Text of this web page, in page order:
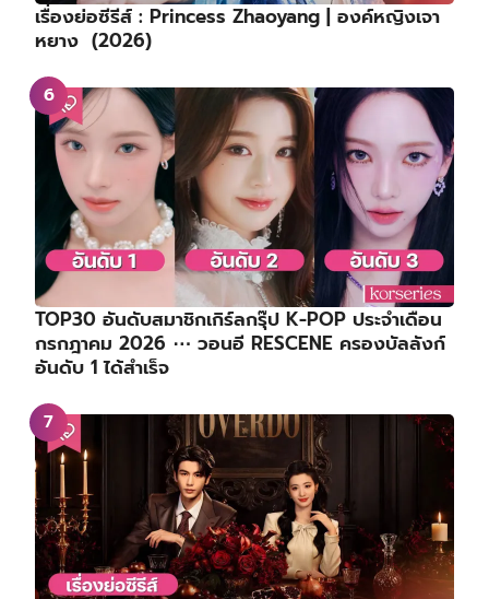
เรื่องย่อซีรีส์ : Princess Zhaoyang | องค์หญิงเจา
หยาง (2026)
TOP30 อันดับสมาชิกเกิร์ลกรุ๊ป K-POP ประจำเดือน
กรกฎาคม 2026 ⋯ วอนอี RESCENE ครองบัลลังก์
อันดับ 1 ได้สำเร็จ